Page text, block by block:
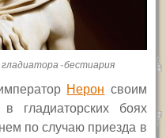
бестиария
Нерон своим
гладиаторских боях
по случаю приезда в